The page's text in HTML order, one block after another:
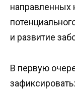
направленных
и развитие
В первую
зафиксировать: